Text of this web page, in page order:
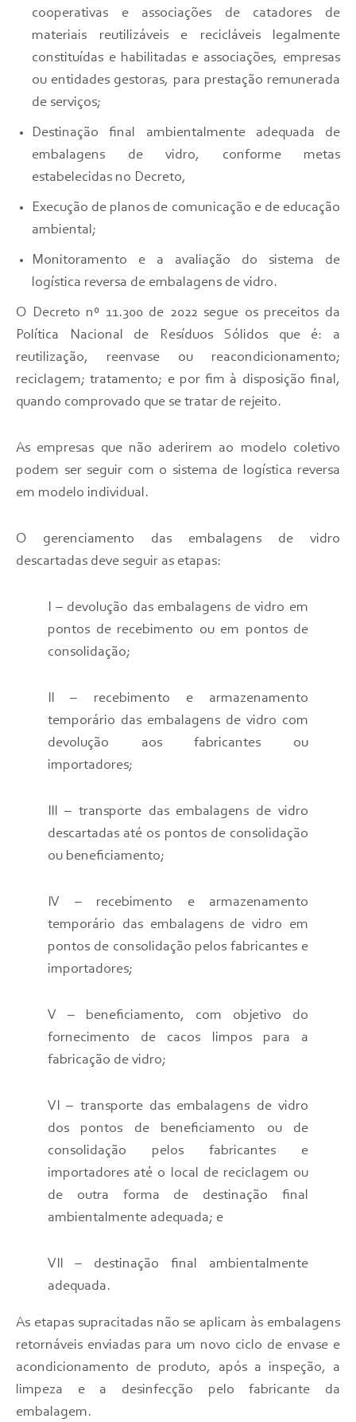
cooperativas e associações de catadores de
materiais reutilizáveis e recicláveis legalmente
constituídas e habilitadas e associações, empresas
ou entidades gestoras, para prestação remunerada
de serviços;
Destinação final ambientalmente adequada de
embalagens de vidro, conforme metas
estabelecidas no Decreto,
Execução de planos de comunicação e de educação
ambiental;
Monitoramento e a avaliação do sistema de
logística reversa de embalagens de vidro.
O Decreto nº 11.300 de 2022 segue os preceitos da
Política Nacional de Resíduos Sólidos que é: a
reutilização, reenvase ou reacondicionamento;
reciclagem; tratamento; e por fim à disposição final,
quando comprovado que se tratar de rejeito.
As empresas que não aderirem ao modelo coletivo
podem ser seguir com o sistema de logística reversa
em modelo individual.
O gerenciamento das embalagens de vidro
descartadas deve seguir as etapas:
I – devolução das embalagens de vidro em
pontos de recebimento ou em pontos de
consolidação;
II – recebimento e armazenamento
temporário das embalagens de vidro com
devolução aos fabricantes ou
importadores;
III – transporte das embalagens de vidro
descartadas até os pontos de consolidação
ou beneficiamento;
IV – recebimento e armazenamento
temporário das embalagens de vidro em
pontos de consolidação pelos fabricantes e
importadores;
V – beneficiamento, com objetivo do
fornecimento de cacos limpos para a
fabricação de vidro;
VI – transporte das embalagens de vidro
dos pontos de beneficiamento ou de
consolidação pelos fabricantes e
importadores até o local de reciclagem ou
de outra forma de destinação final
ambientalmente adequada; e
VII – destinação final ambientalmente
adequada.
As etapas supracitadas não se aplicam às embalagens
retornáveis enviadas para um novo ciclo de envase e
acondicionamento de produto, após a inspeção, a
limpeza e a desinfecção pelo fabricante da
embalagem.